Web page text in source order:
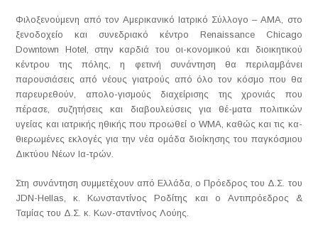
Φιλοξενούμενη από τον Αμερικανικό Ιατρικό Σύλλογο – ΑΜΑ, στο
ξενοδοχείο και συνεδριακό κέντρο Renaissance Chicago
Downtown Hotel, στην καρδιά του οι-κονομικού και διοικητικού
κέντρου της πόλης, η φετινή συνάντηση θα περιλαμβάνει
παρουσιάσεις από νέους γιατρούς από όλο τον κόσμο που θα
παρευρεθούν, απολο-γισμούς διαχείρισης της χρονιάς που
πέρασε, συζητήσεις και διαβουλεύσεις για θέ-ματα πολιτικών
υγείας και ιατρικής ηθικής που προωθεί ο WMA, καθώς και τις κα-
θιερωμένες εκλογές για την νέα ομάδα διοίκησης του παγκόσμιου
Δικτύου Νέων Ια-τρών.
Στη συνάντηση συμμετέχουν από Ελλάδα, ο Πρόεδρος του Δ.Σ. του
JDN-Hellas, κ. Κωνσταντίνος Ροδίτης και ο Αντιπρόεδρος &
Ταμίας του Δ.Σ. κ. Κων-σταντίνος Λούης.